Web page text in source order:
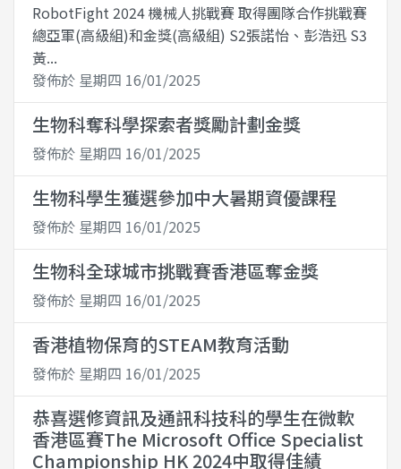
RobotFight 2024 機械人挑戰賽 取得團隊合作挑戰賽
總亞軍(高級組)和金獎(高級組) S2張諾怡、彭浩迅 S3
黃...
發佈於 星期四 16/01/2025
生物科奪科學探索者獎勵計劃金獎
發佈於 星期四 16/01/2025
生物科學生獲選參加中大暑期資優課程
發佈於 星期四 16/01/2025
生物科全球城市挑戰賽香港區奪金獎
發佈於 星期四 16/01/2025
香港植物保育的STEAM教育活動
發佈於 星期四 16/01/2025
恭喜選修資訊及通訊科技科的學生在微軟
香港區賽The Microsoft Office Specialist
Championship HK 2024中取得佳績